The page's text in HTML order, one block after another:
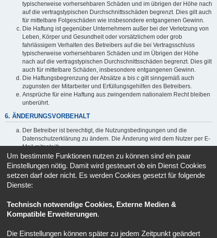
typischerweise vorhersehbaren Schäden und im übrigen der Höhe nach
auf die vertragstypischen Durchschnittsschäden begrenzt. Dies gilt auch
für mittelbare Folgeschäden wie insbesondere entgangenen Gewinn.
Die Haftung ist gegenüber Unternehmern außer bei der Verletzung von
Leben, Körper und Gesundheit oder vorsätzlichem oder grob
fahrlässigem Verhalten des Betreibers auf die bei Vertragsschluss
typischerweise vorhersehbaren Schäden und im Übrigen der Höhe
nach auf die vertragstypischen Durchschnittsschäden begrenzt. Dies gilt
auch für mittelbare Schäden, insbesondere entgangenen Gewinn.
Die Haftungsbegrenzung der Absätze a bis c gilt sinngemäß auch
zugunsten der Mitarbeiter und Erfüllungsgehilfen des Betreibers.
Ansprüche für eine Haftung aus zwingendem nationalem Recht bleiben
unberührt.
6. ÄNDERUNGSVORBEHALT
Der Betreiber ist berechtigt, die Nutzungsbedingungen und die
Datenschutzerklärung zu ändern. Die Änderung wird dem Nutzer per E-
Mail mitgeteilt.
Der Nutzer ist berechtigt, den Änderungen zu widersprechen. Im Falle
des Widerspruchs erlischt das zwischen dem Betreiber und dem Nutzer
bestehende Vertragsverhältnis mit sofortiger Wirkung.
Die Änderungen gelten als anerkannt und verbindlich, wenn der Nutzer
den Änderungen zugestimmt hat.
Informationen über den Umgang mit deinen persönlichen Daten
sind in der Datenschutzerklärung enthalten.
Um bestimmte Funktionen nutzen zu können sind ein paar
Einstellungen nötig. Damit wird gesteuert ob ein Dienst Cookies
setzen darf oder nicht. Es werden Cookies gesetzt für folgende
Dienste:
Technisch notwendige Cookies, Externe Medien &
Kompatible Erweiterungen.
Die Einstellungen können später zu jedem Zeitpunkt geändert